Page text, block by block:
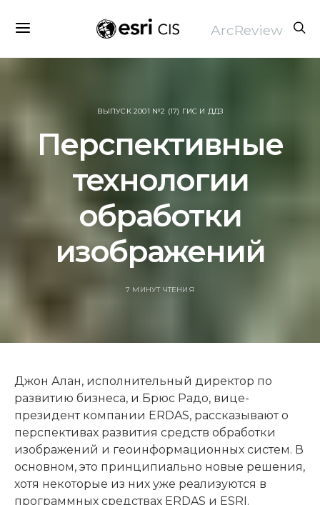
ArcReview
ВЫПУСК 2001 №2 (17) ГИС И ДДЗ
Перспективные
технологии
обработки
изображений
7 МИНУТ ЧТЕНИЯ
Джон Алан, исполнительный директор по
развитию бизнеса, и Брюс Радо, вице-
президент компании ERDAS, рассказывают о
перспективах развития средств обработки
изображений и геоинформационных систем. В
основном, это принципиально новые решения,
хотя некоторые из них уже реализуются в
программных средствах ERDAS и ESRI.